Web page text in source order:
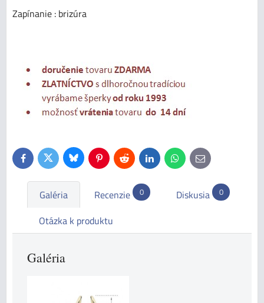
Zapínanie : brizúra
FacebookTwitterBlueskyPinterestReddit LinkedInWhatsApp
E-
mail
Galéria Recenzie 0 Diskusia 0
Otázka k produktu
Galéria